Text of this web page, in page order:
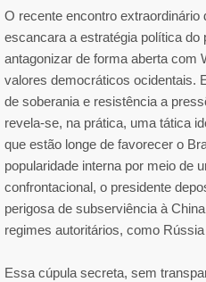
O recente encontro
escancara a estratégia política do
antagonizar de forma aberta com
valores democráticos ocidentais.
de soberania e resistência a
revela-se, na prática, uma tática
que estão longe de favorecer o
popularidade interna por meio de
confrontacional, o presidente
perigosa de subserviência à
regimes autoritários, como Rússia
Essa cúpula secreta, sem